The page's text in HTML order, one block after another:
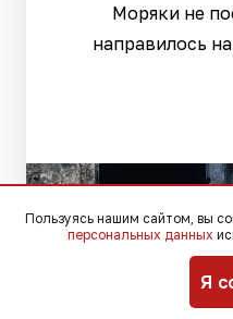
Моряки не
направилось
Пользуясь нашим сайтом, вы
персональных данных
Я